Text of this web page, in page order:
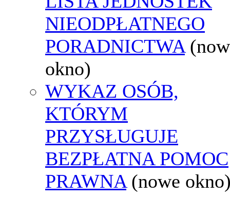
NIEODPŁATNEGO
PORADNICTWA
okno)
WYKAZ OSÓB,
KTÓRYM
PRZYSŁUGUJE
BEZPŁATNA POMOC
PRAWNA (nowe